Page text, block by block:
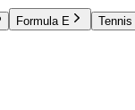
Formula E Tennis